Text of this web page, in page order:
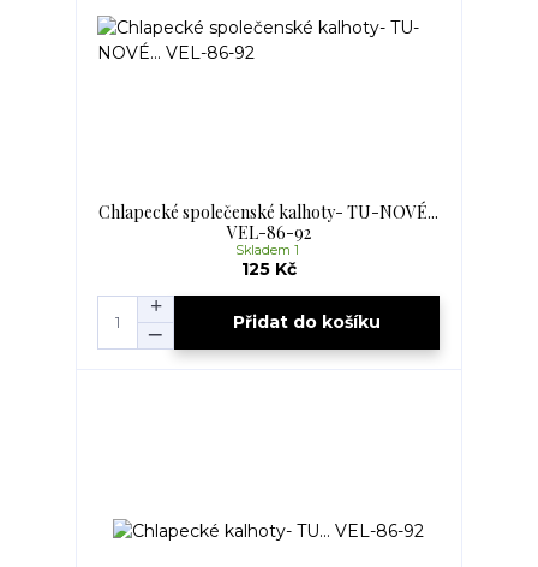
Chlapecké společenské kalhoty- TU-NOVÉ...
VEL-86-92
125 Kč
Skladem 1
Přidat do košíku